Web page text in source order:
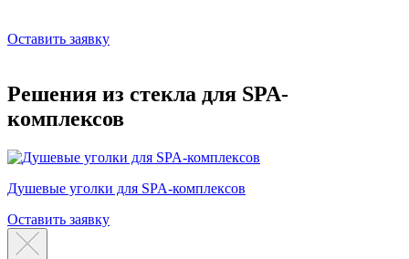
Оставить заявку
Решения из стекла для SPA-
комплексов
Душевые уголки для SPA-комплексов
Оставить заявку